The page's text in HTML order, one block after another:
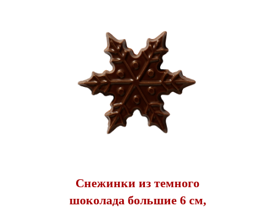
Снежинки из темного
шоколада большие 6 см,